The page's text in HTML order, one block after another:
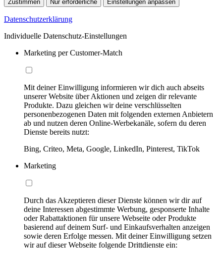
Zustimmen Nur erforderliche Einstellungen anpassen
Datenschutzerklärung
Individuelle Datenschutz-Einstellungen
Marketing per Customer-Match
Mit deiner Einwilligung informieren wir dich auch abseits
unserer Website über Aktionen und zeigen dir relevante
Produkte. Dazu gleichen wir deine verschlüsselten
personenbezogenen Daten mit folgenden externen Anbietern
ab und nutzen deren Online-Werbekanäle, sofern du deren
Dienste bereits nutzt:
Bing, Criteo, Meta, Google, LinkedIn, Pinterest, TikTok
Marketing
Durch das Akzeptieren dieser Dienste können wir dir auf
deine Interessen abgestimmte Werbung, gesponserte Inhalte
oder Rabattaktionen für unsere Webseite oder Produkte
basierend auf deinem Surf- und Einkaufsverhalten anzeigen
sowie deren Erfolge messen. Mit deiner Einwilligung setzen
wir auf dieser Webseite folgende Drittdienste ein: